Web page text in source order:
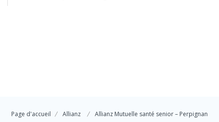
Page d'accueil Allianz Allianz Mutuelle santé senior – Perpignan